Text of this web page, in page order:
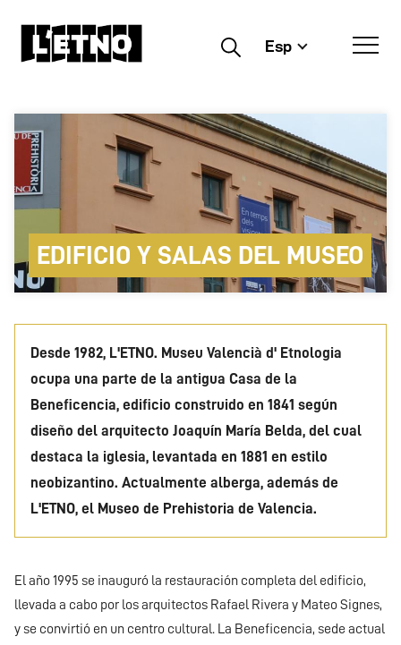
Buscar Esp
EDIFICIO Y SALAS DEL MUSEO
Desde 1982, L'ETNO. Museu Valencià d' Etnologia
ocupa una parte de la antigua Casa de la
Beneficencia, edificio construido en 1841 según
diseño del arquitecto Joaquín María Belda, del cual
destaca la iglesia, levantada en 1881 en estilo
neobizantino. Actualmente alberga, además de
L'ETNO, el Museo de Prehistoria de Valencia.
El año 1995 se inauguró la restauración completa del edificio,
llevada a cabo por los arquitectos Rafael Rivera y Mateo Signes,
y se convirtió en un centro cultural. La Beneficencia, sede actual